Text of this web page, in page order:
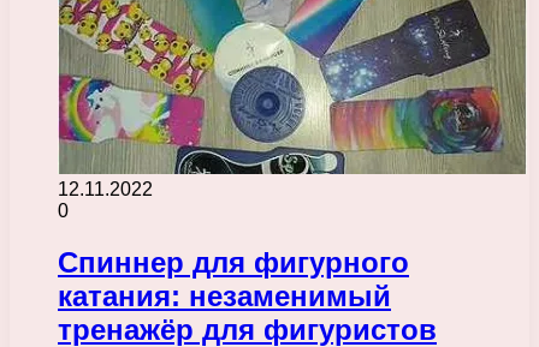
12.11.2022
0
Спиннер для фигурного
катания: незаменимый
тренажёр для фигуристов